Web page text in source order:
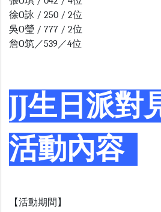
徐O詠 / 250 / 2位
吳O瑩 / 777 / 2位
詹O筑／539／4位
JJ生日派對
活動內容
【活動期間】